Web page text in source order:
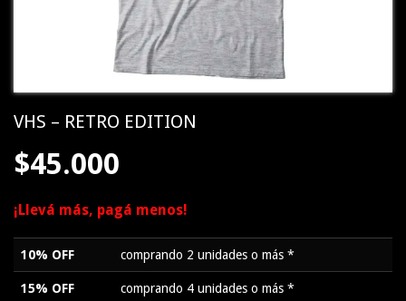
VHS – RETRO EDITION
$45.000
¡Llevá más, pagá menos!
10% OFF comprando 2 unidades o más *
15% OFF comprando 4 unidades o más *